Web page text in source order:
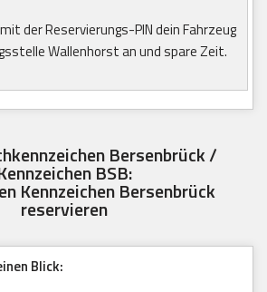
der Reservierungs-PIN dein Fahrzeug
Wallenhorst an und spare Zeit.
Bersenbrück /
BSB:
Kennzeichen Bersenbrück
reservieren
Blick: